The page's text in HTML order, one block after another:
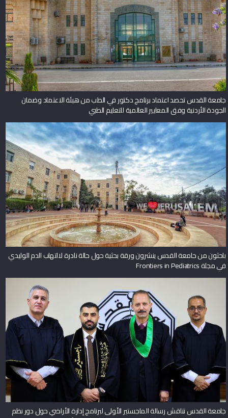
جامعة القدس تحصد اعتماد برنامج دكتور في الطب من هيئة الاعتماد وضمان
الجودة الأردنية وفق المعايير العالمية للتعليم الطبي
باحثون من جامعة القدس ينشرون ورقة بحثية حول حالة نادرة لالتهاب الدم الوليدي
في مجلة Frontiers in Pediatrics
جامعة القدس تناقش رسالة الماجستير الأولى لبرنامج إدارة الأراضي حول دور نظم